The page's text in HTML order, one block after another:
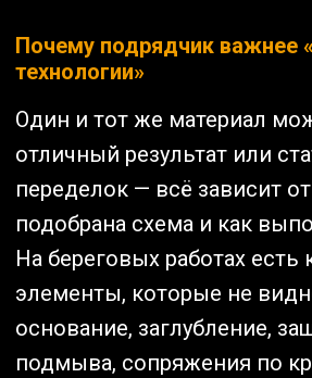
Почему подрядчик важнее
технологии»
Один и тот же материал
отличный результат или
переделок — всё зависит
подобрана схема и как
На береговых работах есть
элементы, которые не
основание, заглубление,
подмыва, сопряжения по